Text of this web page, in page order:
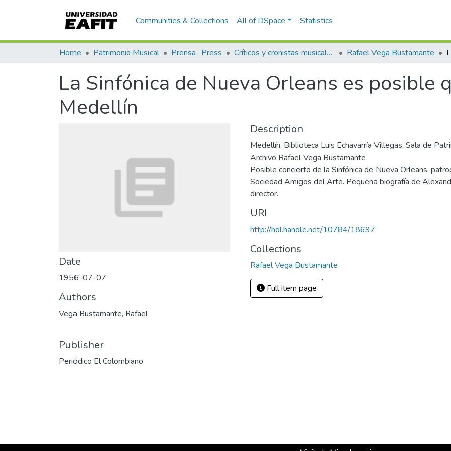
Communities & Collections All of DSpace Statistics
Home Patrimonio Musical Prensa- Press Críticos y cronistas musicales Rafael Vega Bustamante
La Sinfónica de Nueva Orleans es posible
Medellín
Date
1956-07-07
Authors
Vega Bustamante, Rafael
Publisher
Periódico El Colombiano
Description
Medellín, Biblioteca Luis Echavarría Villegas, Sala de
Archivo Rafael Vega Bustamante
Posible concierto de la Sinfónica de Nueva Orleans,
Sociedad Amigos del Arte. Pequeña biografía de
director.
URI
http://hdl.handle.net/10784/18697
Collections
Rafael Vega Bustamante
Full item page